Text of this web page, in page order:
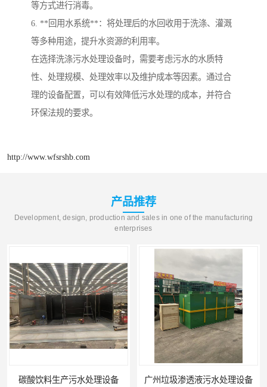
等方式进行消毒。
6. **回用水系统**：将处理后的水回收用于洗涤、灌溉
等多种用途，提升水资源的利用率。
在选择洗涤污水处理设备时，需要考虑污水的水质特
性、处理规模、处理效率以及维护成本等因素。通过合
理的设备配置，可以有效降低污水处理的成本，并符合
环保法规的要求。
http://www.wfsrshb.com
产品推荐
Development, design, production and sales in one of the manufacturing
enterprises
碳酸饮料生产污水处理设备 广州垃圾渗透液污水处理设备